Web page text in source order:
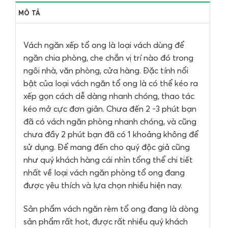
MÔ TẢ
Vách ngăn xếp tổ ong là loại vách dùng để
ngăn chia phòng, che chắn vị trí nào đó trong
ngôi nhà, văn phòng, cửa hàng. Đặc tính nổi
bật của loại vách ngăn tổ ong là có thể kéo ra
xếp gọn cách dễ dàng nhanh chóng, thao tác
kéo mở cực đơn giản. Chưa đến 2 -3 phút bạn
đã có vách ngăn phòng nhanh chóng, và cũng
chưa đầy 2 phút bạn đã có 1 khoảng không để
sử dụng. Để mang đến cho quý độc giả cũng
như quý khách hàng cái nhìn tổng thể chi tiết
nhất về loại vách ngăn phòng tổ ong đang
được yêu thích và lựa chọn nhiều hiện nay.
Sản phẩm vách ngăn rèm tổ ong đang là dòng
sản phẩm rất hot, được rất nhiều quý khách